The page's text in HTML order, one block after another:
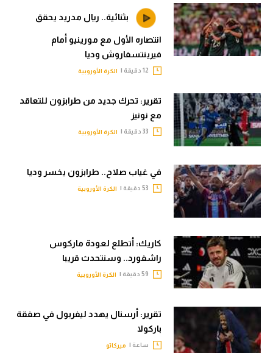
بثنائية.. ريال مدريد يحقق
انتصاره الأول مع مورينيو أمام
فيرينتسفاروش وديا
الكرة الأوروبية
تقرير: تحرك جديد من طرابزون للتعاقد
مع نونيز
الكرة الأوروبية
في غياب صلاح.. طرابزون يخسر وديا
الكرة الأوروبية
كاريك: أتطلع لعودة ماركوس
راشفورد.. وسنتحدث قريبا
الكرة الأوروبية
تقرير: أرسنال يهدد ليفربول في صفقة
باركولا
ساعة | ميركاتو